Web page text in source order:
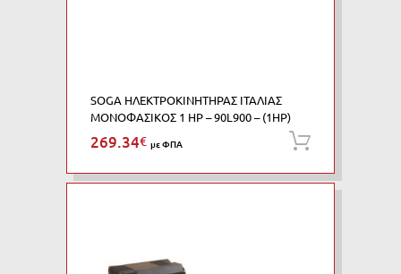
SOGA ΗΛΕΚΤΡΟΚΙΝΗΤΗΡΑΣ ΙΤΑΛΙΑΣ
ΜΟΝΟΦΑΣΙΚΟΣ 1 HP – 90L900 – (1HP)
269.34€ με ΦΠΑ